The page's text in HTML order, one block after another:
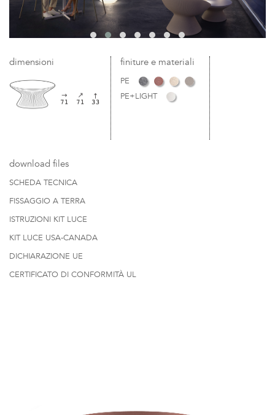
dimensioni finiture e materiali
PE
PE+LIGHT
download files
SCHEDA TECNICA
FISSAGGIO A TERRA
ISTRUZIONI KIT LUCE
KIT LUCE USA-CANADA
DICHIARAZIONE UE
CERTIFICATO DI CONFORMITÀ UL